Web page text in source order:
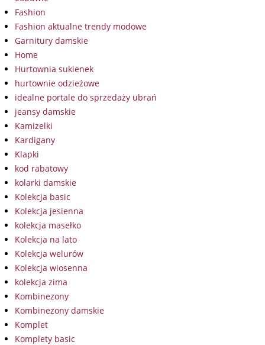
Fashion
Fashion aktualne trendy modowe
Garnitury damskie
Home
Hurtownia sukienek
hurtownie odzieżowe
idealne portale do sprzedaży ubrań
jeansy damskie
Kamizelki
Kardigany
Klapki
kod rabatowy
kolarki damskie
Kolekcja basic
Kolekcja jesienna
kolekcja masełko
Kolekcja na lato
Kolekcja welurów
Kolekcja wiosenna
kolekcja zima
Kombinezony
Kombinezony damskie
Komplet
Komplety basic